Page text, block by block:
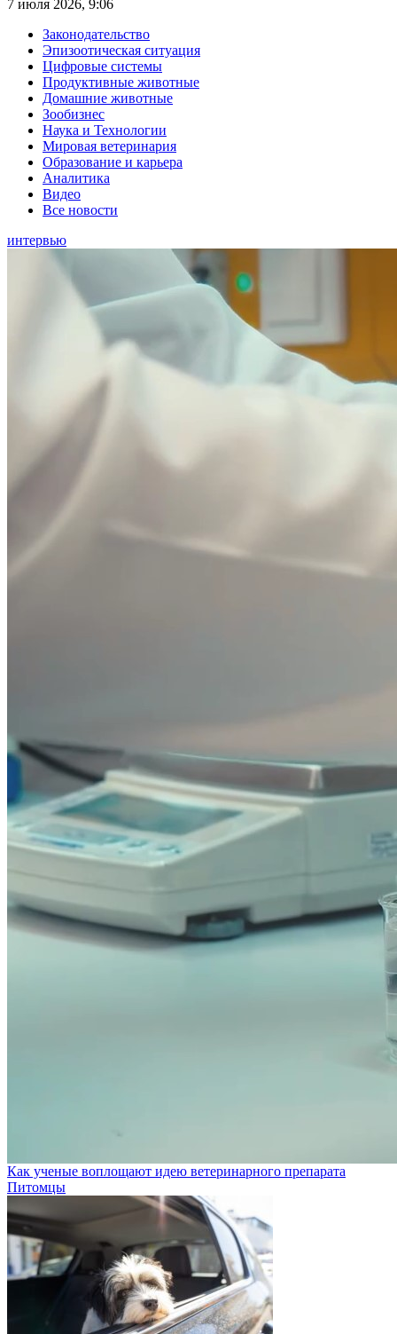
7 июля 2026, 9:06
Законодательство
Эпизоотическая ситуация
Цифровые системы
Продуктивные животные
Домашние животные
Зообизнес
Наука и Технологии
Мировая ветеринария
Образование и карьера
Аналитика
Видео
Все новости
интервью
Как ученые воплощают идею ветеринарного препарата
Питомцы